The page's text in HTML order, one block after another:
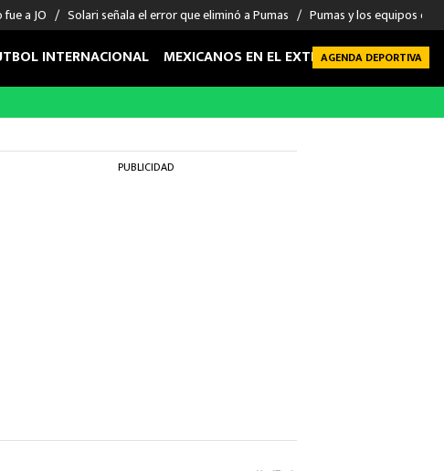
a JO Solari señala el error que eliminó a Pumas Pumas y los equipos
INTERNACIONAL MEXICANOS EN EL EXTRANJERO FUTBOL
AGENDA DEPORTIVA
PUBLICIDAD